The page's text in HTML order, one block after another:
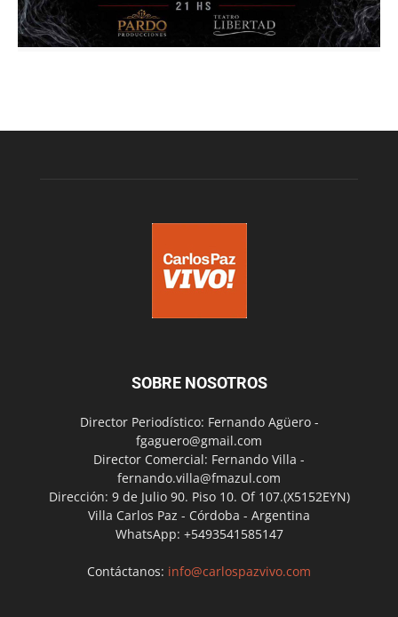
SOBRE NOSOTROS
Director Periodístico: Fernando Agüero -
fgaguero@gmail.com
Director Comercial: Fernando Villa -
fernando.villa@fmazul.com
Dirección: 9 de Julio 90. Piso 10. Of 107.(X5152EYN)
Villa Carlos Paz - Córdoba - Argentina
WhatsApp: +5493541585147
Contáctanos: info@carlospazvivo.com